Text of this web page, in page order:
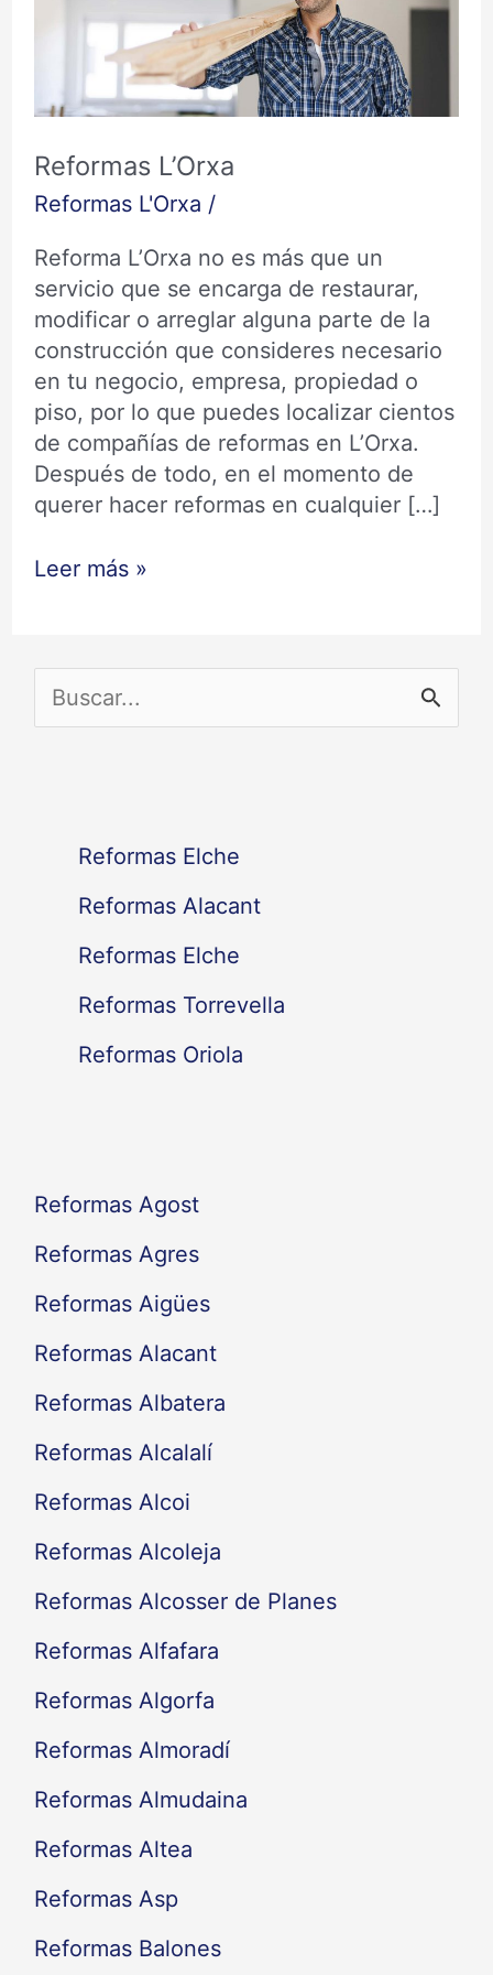
Reformas L’Orxa
Reformas L'Orxa /
Reforma L’Orxa no es más que un
servicio que se encarga de restaurar,
modificar o arreglar alguna parte de la
construcción que consideres necesario
en tu negocio, empresa, propiedad o
piso, por lo que puedes localizar cientos
de compañías de reformas en L’Orxa.
Después de todo, en el momento de
querer hacer reformas en cualquier […]
Leer más »
Reformas Elche
Reformas Alacant
Reformas Elche
Reformas Torrevella
Reformas Oriola
Reformas Agost
Reformas Agres
Reformas Aigües
Reformas Alacant
Reformas Albatera
Reformas Alcalalí
Reformas Alcoi
Reformas Alcoleja
Reformas Alcosser de Planes
Reformas Alfafara
Reformas Algorfa
Reformas Almoradí
Reformas Almudaina
Reformas Altea
Reformas Asp
Reformas Balones